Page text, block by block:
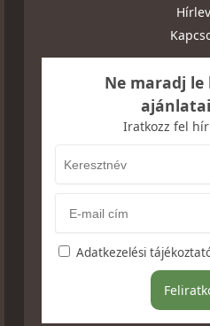
Ne maradj le
Iratkozz fel
Adatkezelési